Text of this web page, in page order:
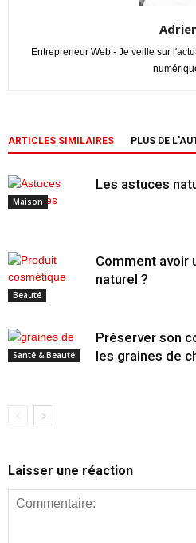
Entrepreneur Web - Je veille sur
ARTICLES SIMILAIRES PLUS DE
Maison
Les astuces
Beauté
Comment avoir
naturel ?
Santé & Beauté
Préserver son
les graines de
Laisser une réaction